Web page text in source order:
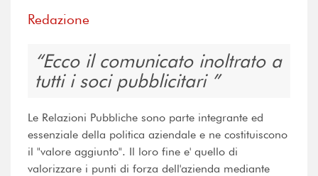
Redazione
Ecco il comunicato inoltrato a
tutti i soci pubblicitari
Le Relazioni Pubbliche sono parte integrante ed
essenziale della politica aziendale e ne costituiscono
il "valore aggiunto". Il loro fine e' quello di
valorizzare i punti di forza dell'azienda mediante